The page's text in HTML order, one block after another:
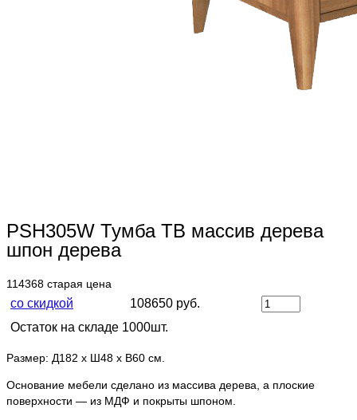
PSH305W Тумба ТВ массив дерева
шпон дерева
114368 старая цена
со скидкой
108650 руб.
Остаток на складе 1000шт.
Размер: Д182 х Ш48 х В60 см.
Основание мебели сделано из массива дерева, а плоские
поверхности — из МДФ и покрыты шпоном.